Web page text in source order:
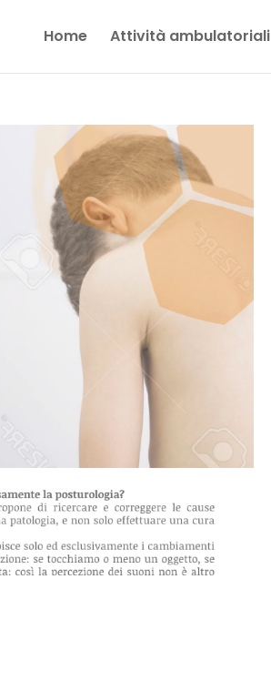
Home Attività ambulatoriali